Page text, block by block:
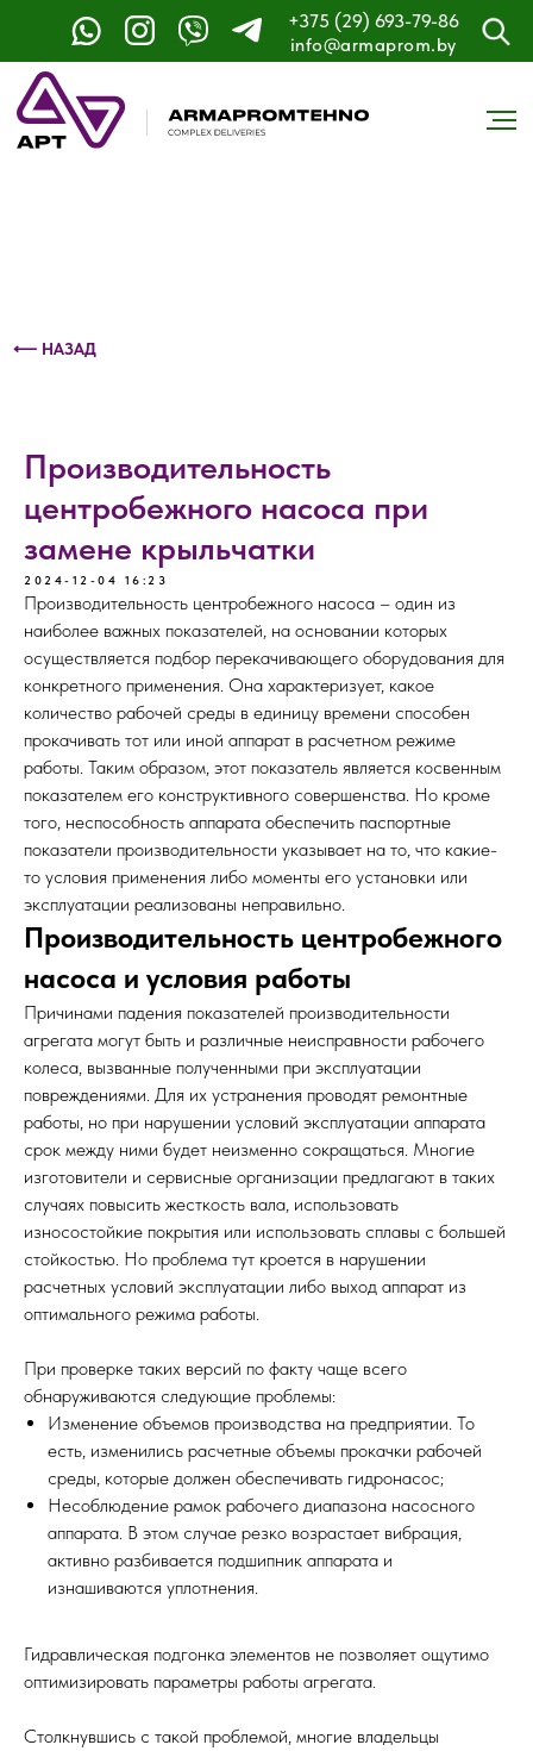
+375 (29) 693-79-86
info@armaprom.by
Контактный телефон: +375 (29) 693-79-86
⟵ НАЗАД
Производительность
центробежного насоса при
замене крыльчатки
2024-12-04 16:23
Производительность центробежного насоса – один из
наиболее важных показателей, на основании которых
осуществляется подбор перекачивающего оборудования для
конкретного применения. Она характеризует, какое
количество рабочей среды в единицу времени способен
прокачивать тот или иной аппарат в расчетном режиме
работы. Таким образом, этот показатель является косвенным
показателем его конструктивного совершенства. Но кроме
того, неспособность аппарата обеспечить паспортные
показатели производительности указывает на то, что какие-
то условия применения либо моменты его установки или
эксплуатации реализованы неправильно.
Производительность центробежного
насоса и условия работы
Причинами падения показателей производительности
агрегата могут быть и различные неисправности рабочего
колеса, вызванные полученными при эксплуатации
повреждениями. Для их устранения проводят ремонтные
работы, но при нарушении условий эксплуатации аппарата
срок между ними будет неизменно сокращаться. Многие
изготовители и сервисные организации предлагают в таких
случаях повысить жесткость вала, использовать
износостойкие покрытия или использовать сплавы с большей
стойкостью. Но проблема тут кроется в нарушении
расчетных условий эксплуатации либо выход аппарат из
оптимального режима работы.
При проверке таких версий по факту чаще всего
обнаруживаются следующие проблемы:
Изменение объемов производства на предприятии. То
есть, изменились расчетные объемы прокачки рабочей
среды, которые должен обеспечивать гидронасос;
Несоблюдение рамок рабочего диапазона насосного
аппарата. В этом случае резко возрастает вибрация,
активно разбивается подшипник аппарата и
изнашиваются уплотнения.
Гидравлическая подгонка элементов не позволяет ощутимо
оптимизировать параметры работы агрегата.
Столкнувшись с такой проблемой, многие владельцы